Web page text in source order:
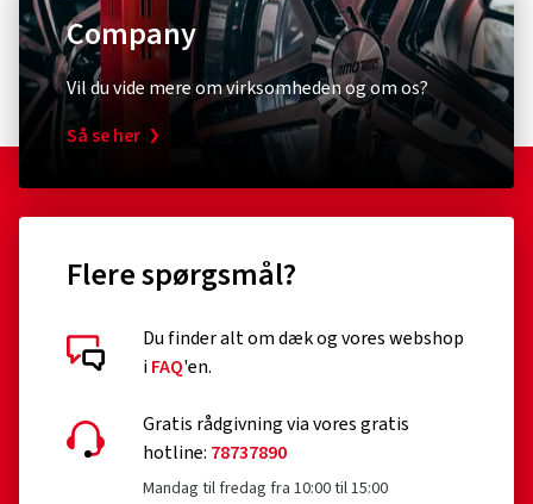
Kundebedømmelser i detaljer
Company
Vil du vide mere om virksomheden og om os?
Så se her
Flere spørgsmål?
Du finder alt om dæk og vores webshop
iFAQ'en.
Gratis rådgivning via vores gratis
hotline: 78737890
Mandag til fredag fra 10:00 til 15:00